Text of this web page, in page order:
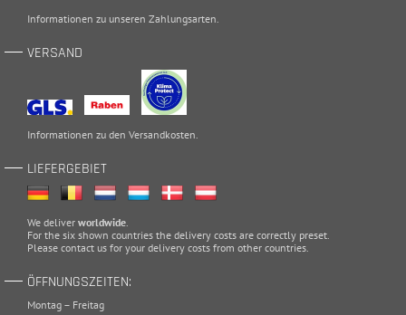
Informationen zu unseren Zahlungsarten.
VERSAND
Informationen zu den Versandkosten.
LIEFERGEBIET
We deliver worldwide.
For the six shown countries the delivery costs are correctly preset.
Please contact us for your delivery costs from other countries.
ÖFFNUNGSZEITEN:
Montag – Freitag